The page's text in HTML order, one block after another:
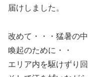
届けしました。
改めて・・・猛暑の
喚起のために・・
エリア内を駆けずり